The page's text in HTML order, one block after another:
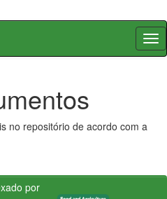
no repositório de acordo com a
por